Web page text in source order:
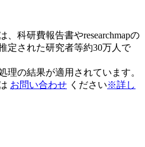
科研費報告書やresearchmapの
定された研究者等約30万人で
理の結果が適用されています。
お問い合わせ ください※詳し